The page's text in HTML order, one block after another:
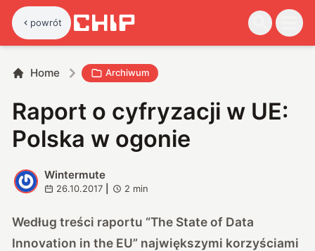
powrót
Home Archiwum
Raport o cyfryzacji w UE:
Polska w ogonie
W
Wintermute
26.10.2017 2 min
Według treści raportu “The State of Data
Innovation in the EU” największymi korzyściami